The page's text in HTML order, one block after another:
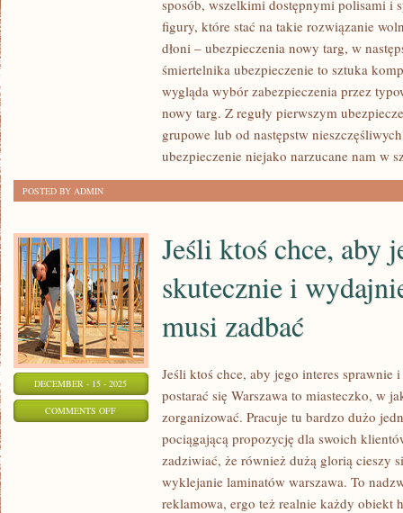
NIEPOPRAWNIE
KOJARZONA
POŻYCZKĄ
ZNAJOMYCH,
RODZINY.
PIENIĄDZE
sposób, wszelkimi dostępnymi polisami i
figury, które stać na takie rozwiązanie
dłoni – ubezpieczenia nowy targ, w
śmiertelnika ubezpieczenie to sztuka
wygląda wybór zabezpieczenia przez
nowy targ. Z reguły pierwszym
grupowe lub od następstw
ubezpieczenie niejako narzucane nam w
POSTED BY ADMIN
DECEMBER - 15 - 2025
COMMENTS OFFON
Jeśli ktoś chce, aby
skutecznie i
musi zadbać
Jeśli ktoś chce, aby jego interes sprawnie
postarać się Warszawa to miasteczko, w
zorganizować. Pracuje tu bardzo dużo
pociągającą propozycję dla swoich
zadziwiać, że również dużą glorią cieszy
wyklejanie laminatów warszawa. To
reklamowa, ergo też realnie każdy obiekt